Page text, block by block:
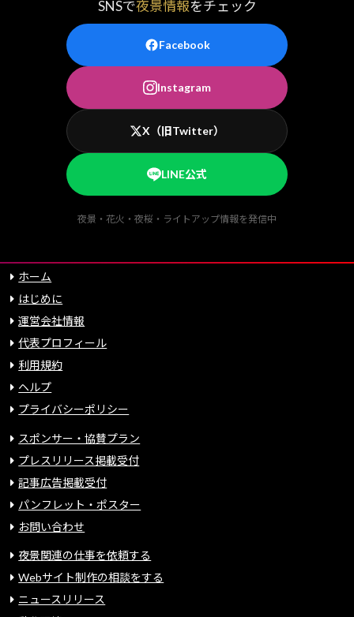
SNSで夜景情報をチェック
Facebook
Instagram
X（旧Twitter）
LINE公式
夜景・花火・夜桜・ライトアップ情報を発信中
ホーム
はじめに
運営会社情報
代表プロフィール
利用規約
ヘルプ
プライバシーポリシー
スポンサー・協賛プラン
プレスリリース掲載受付
記事広告掲載受付
パンフレット・ポスター
お問い合わせ
夜景関連の仕事を依頼する
Webサイト制作の相談をする
ニュースリリース